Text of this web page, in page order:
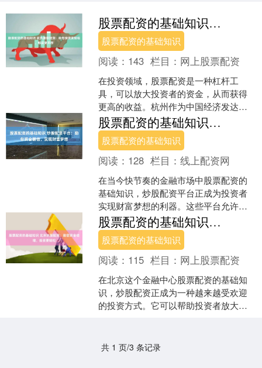
股票配资的基础知识 杭州股票配资：助您投资更轻松，收益更丰厚
股票配资的基础知识
阅读： 143 栏目： 网上股票配资
在投资领域，股票配资是一种杠杆工
具，可以放大投资者的资金，从而获得
更高的收益。杭州作为中国经济发达的
城市，股票配资市场也十分活跃。 配资
平台通常要求投资者提供一....
股票配资的基础知识 炒股配资平台：助你资金翻倍，实现财富梦想
股票配资的基础知识
阅读： 128 栏目：线上配资网
在当今快节奏的金融市场中股票配资的
基础知识，炒股配资平台正成为投资者
实现财富梦想的利器。这些平台允许投
资者通过借入资金来放大其交易规模，
从而获得更高的潜在回报。....
股票配资的基础知识 北京炒股配资：助您资金倍增，投资更轻松
股票配资的基础知识
阅读： 115 栏目： 网上股票配资
在北京这个金融中心股票配资的基础知
识，炒股配资正成为一种越来越受欢迎
的投资方式。它可以帮助投资者放大资
共 1 页/3 条记录